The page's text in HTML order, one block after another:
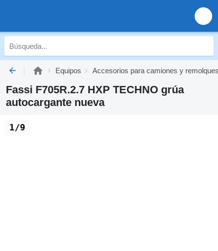
Equipos Accesorios para camiones y
Fassi F705R.2.7 HXP TECHNO grúa
autocargante nueva
1/9